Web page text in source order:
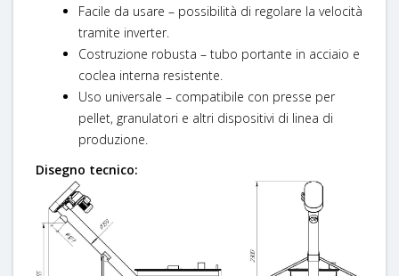
Facile da usare – possibilità di regolare la velocità
tramite inverter.
Costruzione robusta – tubo portante in acciaio e
coclea interna resistente.
Uso universale – compatibile con presse per
pellet, granulatori e altri dispositivi di linea di
produzione.
Disegno tecnico: